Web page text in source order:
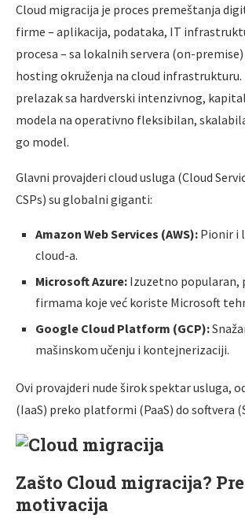
Cloud migracija je proces premeštanja
firme – aplikacija, podataka, IT
procesa – sa lokalnih servera (on-
hosting okruženja na cloud infrastrukturu.
prelazak sa hardverski intenzivnog,
modela na operativno fleksibilan,
go model.
Glavni provajderi cloud usluga (Cloud
CSPs) su globalni giganti:
Amazon Web Services (AWS): Pionir i
cloud-a.
Microsoft Azure: Izuzetno popularan,
firmama koje već koriste Microsoft
Google Cloud Platform (GCP):
mašinskom učenju i kontejnerizaciji.
Ovi provajderi nude širok spektar usluga,
(IaaS) preko platformi (PaaS) do softvera
Zašto Cloud migracija?
motivacija